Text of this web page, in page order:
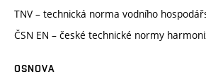
TNV – technická norma vodního
ČSN EN – české technické normy
OSNOVA